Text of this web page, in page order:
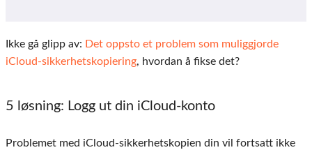
Ikke gå glipp av: Det oppsto et problem som muliggjorde
iCloud-sikkerhetskopiering, hvordan å fikse det?
5 løsning: Logg ut din iCloud-konto
Problemet med iCloud-sikkerhetskopien din vil fortsatt ikke